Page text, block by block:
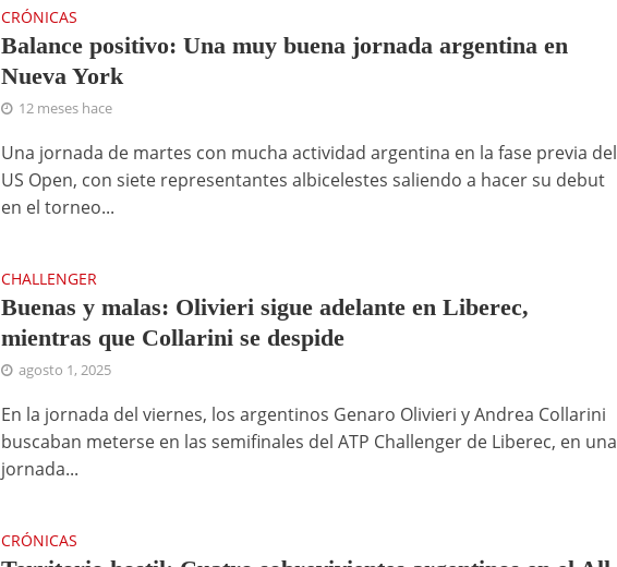
CRÓNICAS
Balance positivo: Una muy buena jornada argentina en
Nueva York
12 meses hace
Una jornada de martes con mucha actividad argentina en la fase previa del
US Open, con siete representantes albicelestes saliendo a hacer su debut
en el torneo...
CHALLENGER
Buenas y malas: Olivieri sigue adelante en Liberec,
mientras que Collarini se despide
agosto 1, 2025
En la jornada del viernes, los argentinos Genaro Olivieri y Andrea Collarini
buscaban meterse en las semifinales del ATP Challenger de Liberec, en una
jornada...
CRÓNICAS